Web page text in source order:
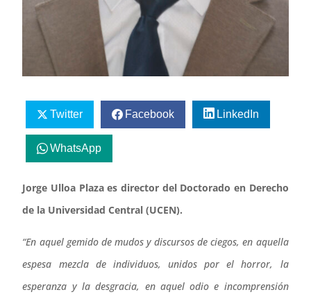
Twitter Facebook LinkedIn
WhatsApp
Jorge Ulloa Plaza es director del Doctorado en Derecho
de la Universidad Central (UCEN).
“En aquel gemido de mudos y discursos de ciegos, en aquella
espesa mezcla de individuos, unidos por el horror, la
esperanza y la desgracia, en aquel odio e incomprensión